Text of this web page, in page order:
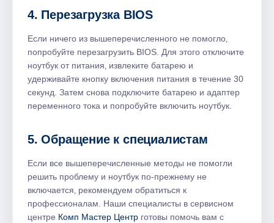
4. Перезагрузка BIOS
Если ничего из вышеперечисленного не помогло‚
попробуйте перезагрузить BIOS. Для этого отключите
ноутбук от питания‚ извлеките батарею и
удерживайте кнопку включения питания в течение 30
секунд. Затем снова подключите батарею и адаптер
переменного тока и попробуйте включить ноутбук.
5. Обращение к специалистам
Если все вышеперечисленные методы не помогли
решить проблему и ноутбук по-прежнему не
включается‚ рекомендуем обратиться к
профессионалам. Наши специалисты в сервисном
центре Комп Мастер Центр готовы помочь вам с